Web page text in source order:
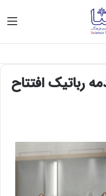
خطرناک می‌شود
رباتیک افتتاح